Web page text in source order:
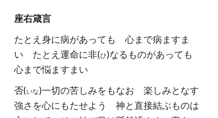
座右箴言
たとえ身に病があっても 心まで病ますま
い たとえ運命に非(ひ)なるものがあっても
心まで悩ますまい
否(いな)一切の苦しみをもなお 楽しみとなす
強さを心にもたせよう 神と直接結ぶものは